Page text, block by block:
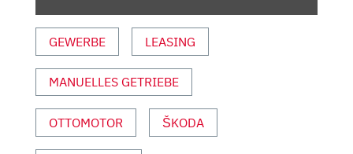
OTOR U
ND S
PORT“ V
ON Y
NZEIGEN
GEWERBE LEASING
MANUELLES GETRIEBE
OTTOMOTOR ŠKODA